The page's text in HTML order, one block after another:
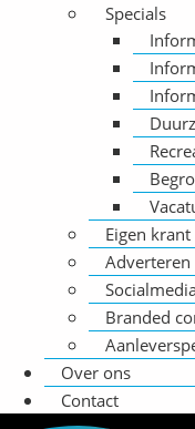
Specials
Eigen krant
Adverteren
Branded
Over ons
Contact